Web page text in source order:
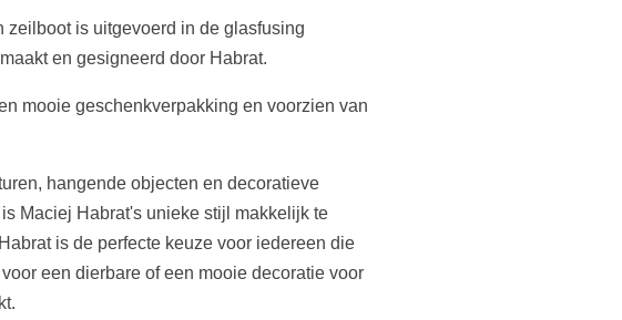
zeilboot is uitgevoerd in de glasfusing
en gesigneerd door Habrat.
mooie geschenkverpakking en voorzien van
hangende objecten en decoratieve
Maciej Habrat's unieke stijl makkelijk te
is de perfecte keuze voor iedereen die
een dierbare of een mooie decoratie voor